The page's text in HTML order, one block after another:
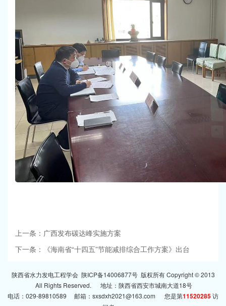
上一条：广西发布碳达峰实施方案
下一条：《海南省“十四五”节能减排综合工作方案》出台
陕西省水力发电工程学会 陕ICP备14006877号版权所有 Copyright © 2013
All Rights Reserved. 地址：陕西省西安市城南大道18号
电话：029-89810589 邮箱：sxsdxh2021@163.com 您是第11520285访